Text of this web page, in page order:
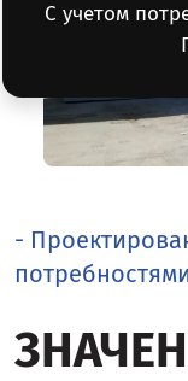
С учетом
-
потребностями